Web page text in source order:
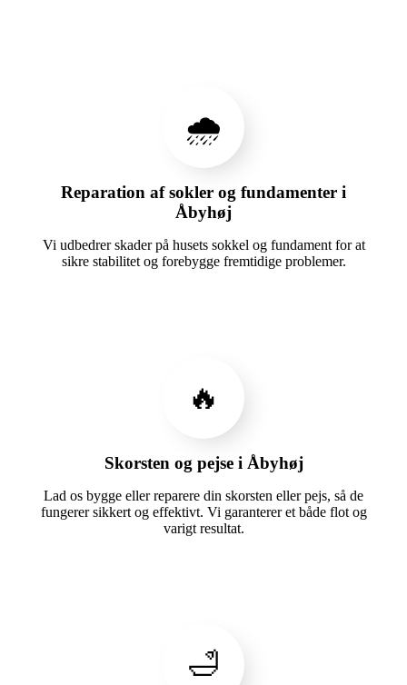
🌧️
Reparation af sokler og fundamenter i
Åbyhøj
Vi udbedrer skader på husets sokkel og fundament for at
sikre stabilitet og forebygge fremtidige problemer.
🔥
Skorsten og pejse i Åbyhøj
Lad os bygge eller reparere din skorsten eller pejs, så de
fungerer sikkert og effektivt. Vi garanterer et både flot og
varigt resultat.
🛁